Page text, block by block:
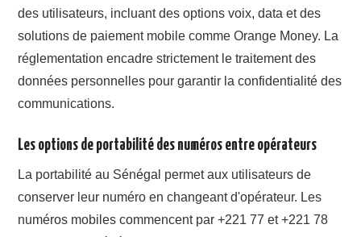
des utilisateurs, incluant des options voix, data et des
solutions de paiement mobile comme Orange Money. La
réglementation encadre strictement le traitement des
données personnelles pour garantir la confidentialité des
communications.
Les options de portabilité des numéros entre opérateurs
La portabilité au Sénégal permet aux utilisateurs de
conserver leur numéro en changeant d'opérateur. Les
numéros mobiles commencent par +221 77 et +221 78